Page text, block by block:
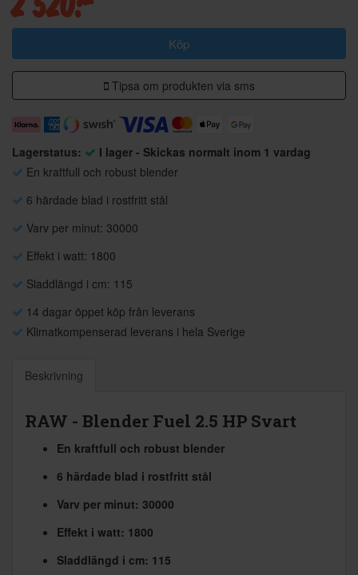
Köp
Tipsa om produkten via sms
Lagerstatus:
I lager - Skickas normalt inom 1 vardag
En kraftfull och robust blender
6 härdade blad i rostfritt stål
Varv per minut: 30000
Effekt i watt: 1800
Sladdlängd i cm: 115
14 dagar öppet köp från leverans
Klimatkompenserad leverans i hela Sverige
Beskrivning
RAW - Blender Fuel 2.5 HP Svart
En kraftfull och robust blender
6 härdade blad i rostfritt stål
Varv per minut: 30000
Effekt i watt: 1800
Sladdlängd i cm: 115